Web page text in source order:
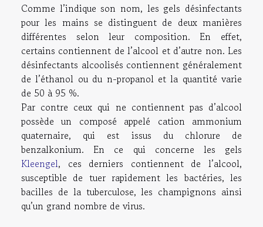
Comme l’indique son nom, les gels désinfectants
pour les mains se distinguent de deux manières
différentes selon leur composition. En effet,
certains contiennent de l’alcool et d’autre non. Les
désinfectants alcoolisés contiennent généralement
de l’éthanol ou du n-propanol et la quantité varie
de 50 à 95 %.
Par contre ceux qui ne contiennent pas d’alcool
possède un composé appelé cation ammonium
quaternaire, qui est issus du chlorure de
benzalkonium. En ce qui concerne les gels
Kleengel, ces derniers contiennent de l’alcool,
susceptible de tuer rapidement les bactéries, les
bacilles de la tuberculose, les champignons ainsi
qu’un grand nombre de virus.